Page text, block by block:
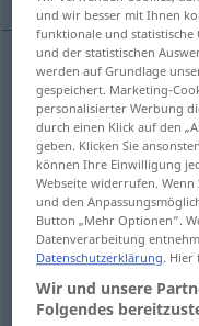
Scheißef shit
Dreckm shit
Mistm shit
Quatschm shit
und wir besser mit Ihnen
funktionale und statistische
und der statistischen
werden auf Grundlage
gespeichert. Marketing-
personalisierter Werbung
durch einen Klick auf den
geben. Klicken Sie
können Ihre Einwilligung
Webseite widerrufen.
und den
Button „Mehr Optionen“.
Datenverarbeitung
Datenschutzerklärung. Hier
Wir und unsere
Folgendes